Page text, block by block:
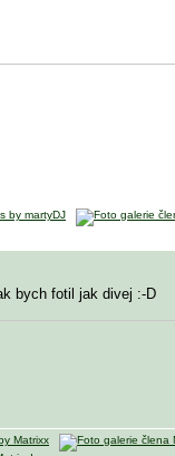
bych fotil jak divej :-D